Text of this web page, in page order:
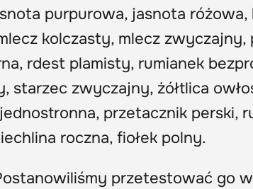
purpurowa, jasnota różowa,
kolczasty, mlecz
rdest plamisty, rumianek
starzec zwyczajny, żółtlica
przetacznik perski,
roczna, fiołek polny.
przetestować go